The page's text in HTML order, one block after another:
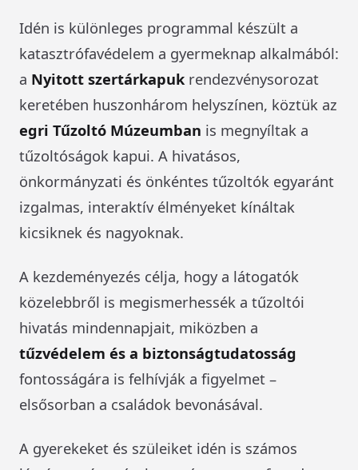
Idén is különleges programmal készült a
katasztrófavédelem a gyermeknap alkalmából:
a Nyitott szertárkapuk rendezvénysorozat
keretében huszonhárom helyszínen, köztük az
egri Tűzoltó Múzeumban is megnyíltak a
tűzoltóságok kapui. A hivatásos,
önkormányzati és önkéntes tűzoltók egyaránt
izgalmas, interaktív élményeket kínáltak
kicsiknek és nagyoknak.
A kezdeményezés célja, hogy a látogatók
közelebbről is megismerhessék a tűzoltói
hivatás mindennapjait, miközben a
tűzvédelem és a biztonságtudatosság
fontosságára is felhívják a figyelmet –
elsősorban a családok bevonásával.
A gyerekeket és szüleiket idén is számos